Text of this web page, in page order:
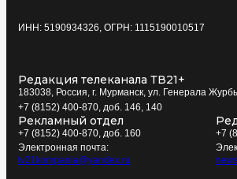
ИНН: 5190934326, ОГРН: 1115190010517
Редакция телеканала ТВ21+
183038, Россия, г. Мурманск, ул. Генерала
+7 (8152) 400-870, доб. 146, 140
Рекламный отдел
+7 (8152) 400-870, доб. 160
Электронная почта:
tv21kompania@yandex.ru
+7